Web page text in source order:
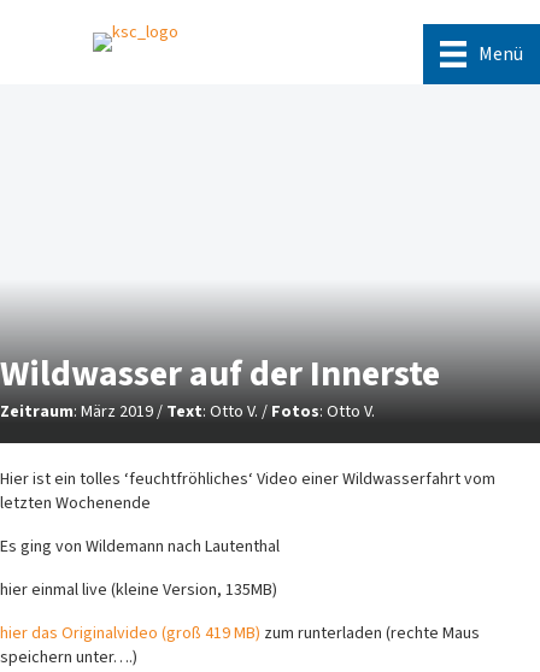
Menü
Wildwasser auf der Innerste
Zeitraum: März 2019 / Text: Otto V. / Fotos: Otto V.
Hier ist ein tolles ‘feuchtfröhliches‘ Video einer Wildwasserfahrt vom
letzten Wochenende
Es ging von Wildemann nach Lautenthal
hier einmal live (kleine Version, 135MB)
hier das Originalvideo (groß 419 MB) zum runterladen (rechte Maus
speichern unter….)